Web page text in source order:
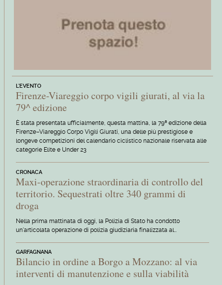
L'EVENTO
Firenze-Viareggio corpo vigili giurati, al via la
79^ edizione
È stata presentata ufficialmente, questa mattina, la 79ª edizione della
Firenze–Viareggio Corpo Vigili Giurati, una delle più prestigiose e
longeve competizioni del calendario ciclistico nazionale riservata alle
categorie Elite e Under 23
CRONACA
Maxi-operazione straordinaria di controllo del
territorio. Sequestrati oltre 340 grammi di
droga
Nella prima mattinata di oggi, la Polizia di Stato ha condotto
un'articolata operazione di polizia giudiziaria finalizzata al…
GARFAGNANA
Bilancio in ordine a Borgo a Mozzano: al via
interventi di manutenzione e sulla viabilità